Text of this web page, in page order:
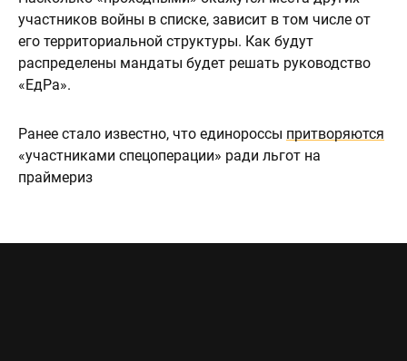
участников войны в списке, зависит в том числе от
его территориальной структуры. Как будут
распределены мандаты будет решать руководство
«ЕдРа».
Ранее стало известно, что единороссы притворяются
«участниками спецоперации» ради льгот на
праймериз